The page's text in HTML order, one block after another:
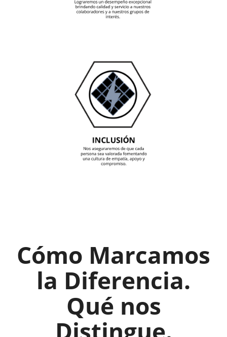
Cómo Marcamos
la Diferencia.
Qué nos